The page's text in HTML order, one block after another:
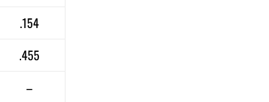
.154
.455
–